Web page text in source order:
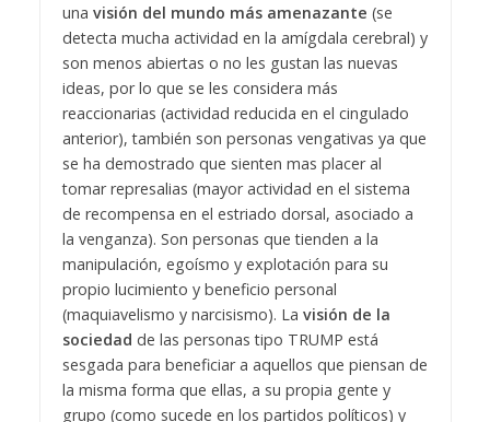
una visión del mundo más amenazante (se
detecta mucha actividad en la amígdala cerebral) y
son menos abiertas o no les gustan las nuevas
ideas, por lo que se les considera más
reaccionarias (actividad reducida en el cingulado
anterior), también son personas vengativas ya que
se ha demostrado que sienten mas placer al
tomar represalias (mayor actividad en el sistema
de recompensa en el estriado dorsal, asociado a
la venganza). Son personas que tienden a la
manipulación, egoísmo y explotación para su
propio lucimiento y beneficio personal
(maquiavelismo y narcisismo). La visión de la
sociedad de las personas tipo TRUMP está
sesgada para beneficiar a aquellos que piensan de
la misma forma que ellas, a su propia gente y
grupo (como sucede en los partidos políticos) y